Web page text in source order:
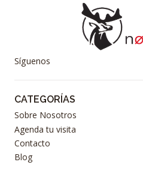
Síguenos
CATEGORÍAS
Sobre Nosotros
Agenda tu visita
Contacto
Blog